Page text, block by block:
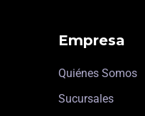
Empresa
Quiénes Somos
Sucursales